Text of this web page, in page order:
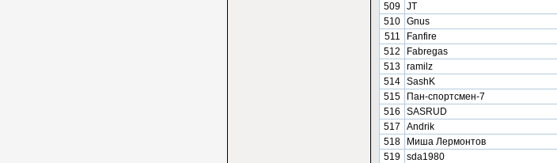
509 JT
510 Gnus
511 Fanfire
512 Fabregas
513 ramilz
514 SashK
515 Пан-спортсмен-7
516 SASRUD
517 Andrik
518 Миша Лермонтов
519 sda1980